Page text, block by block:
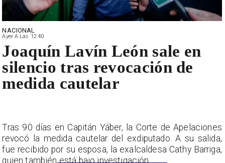
NACIONAL
Ayer A Las 12:40
Joaquín Lavín León sale en
silencio tras revocación de
medida cautelar
Tras 90 días en Capitán Yáber, la Corte de Apelaciones
revocó la medida cautelar del exdiputado. A su salida,
fue recibido por su esposa, la exalcaldesa Cathy Barriga,
quien también está bajo investigación.